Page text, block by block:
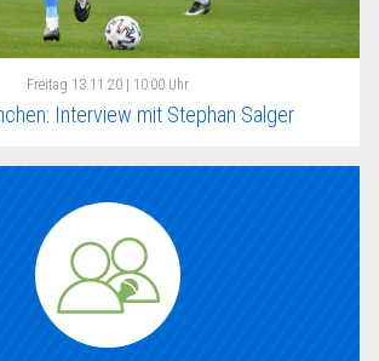
Freitag 13.11.20 | 10:00 Uhr
Interview mit Stephan Salger